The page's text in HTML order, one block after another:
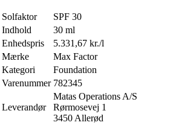
Solfaktor
SPF 30
Indhold
30 ml
Enhedspris
5.331,67 kr./l
Mærke
Max Factor
Kategori
Foundation
Varenummer 782345
Leverandør
Matas Operations A/S
Rørmosevej 1
3450 Allerød